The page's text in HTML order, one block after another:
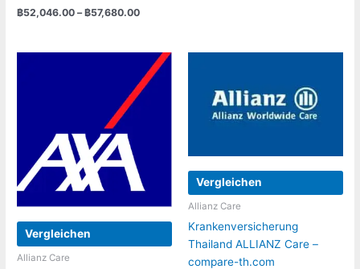
฿52,046.00 –฿57,680.00Preisspanne:
฿57,680.00
Vergleichen
Allianz Care
Vergleichen
Allianz Care
Krankenversicherung
Thailand ALLIANZ Care –
compare-th.com